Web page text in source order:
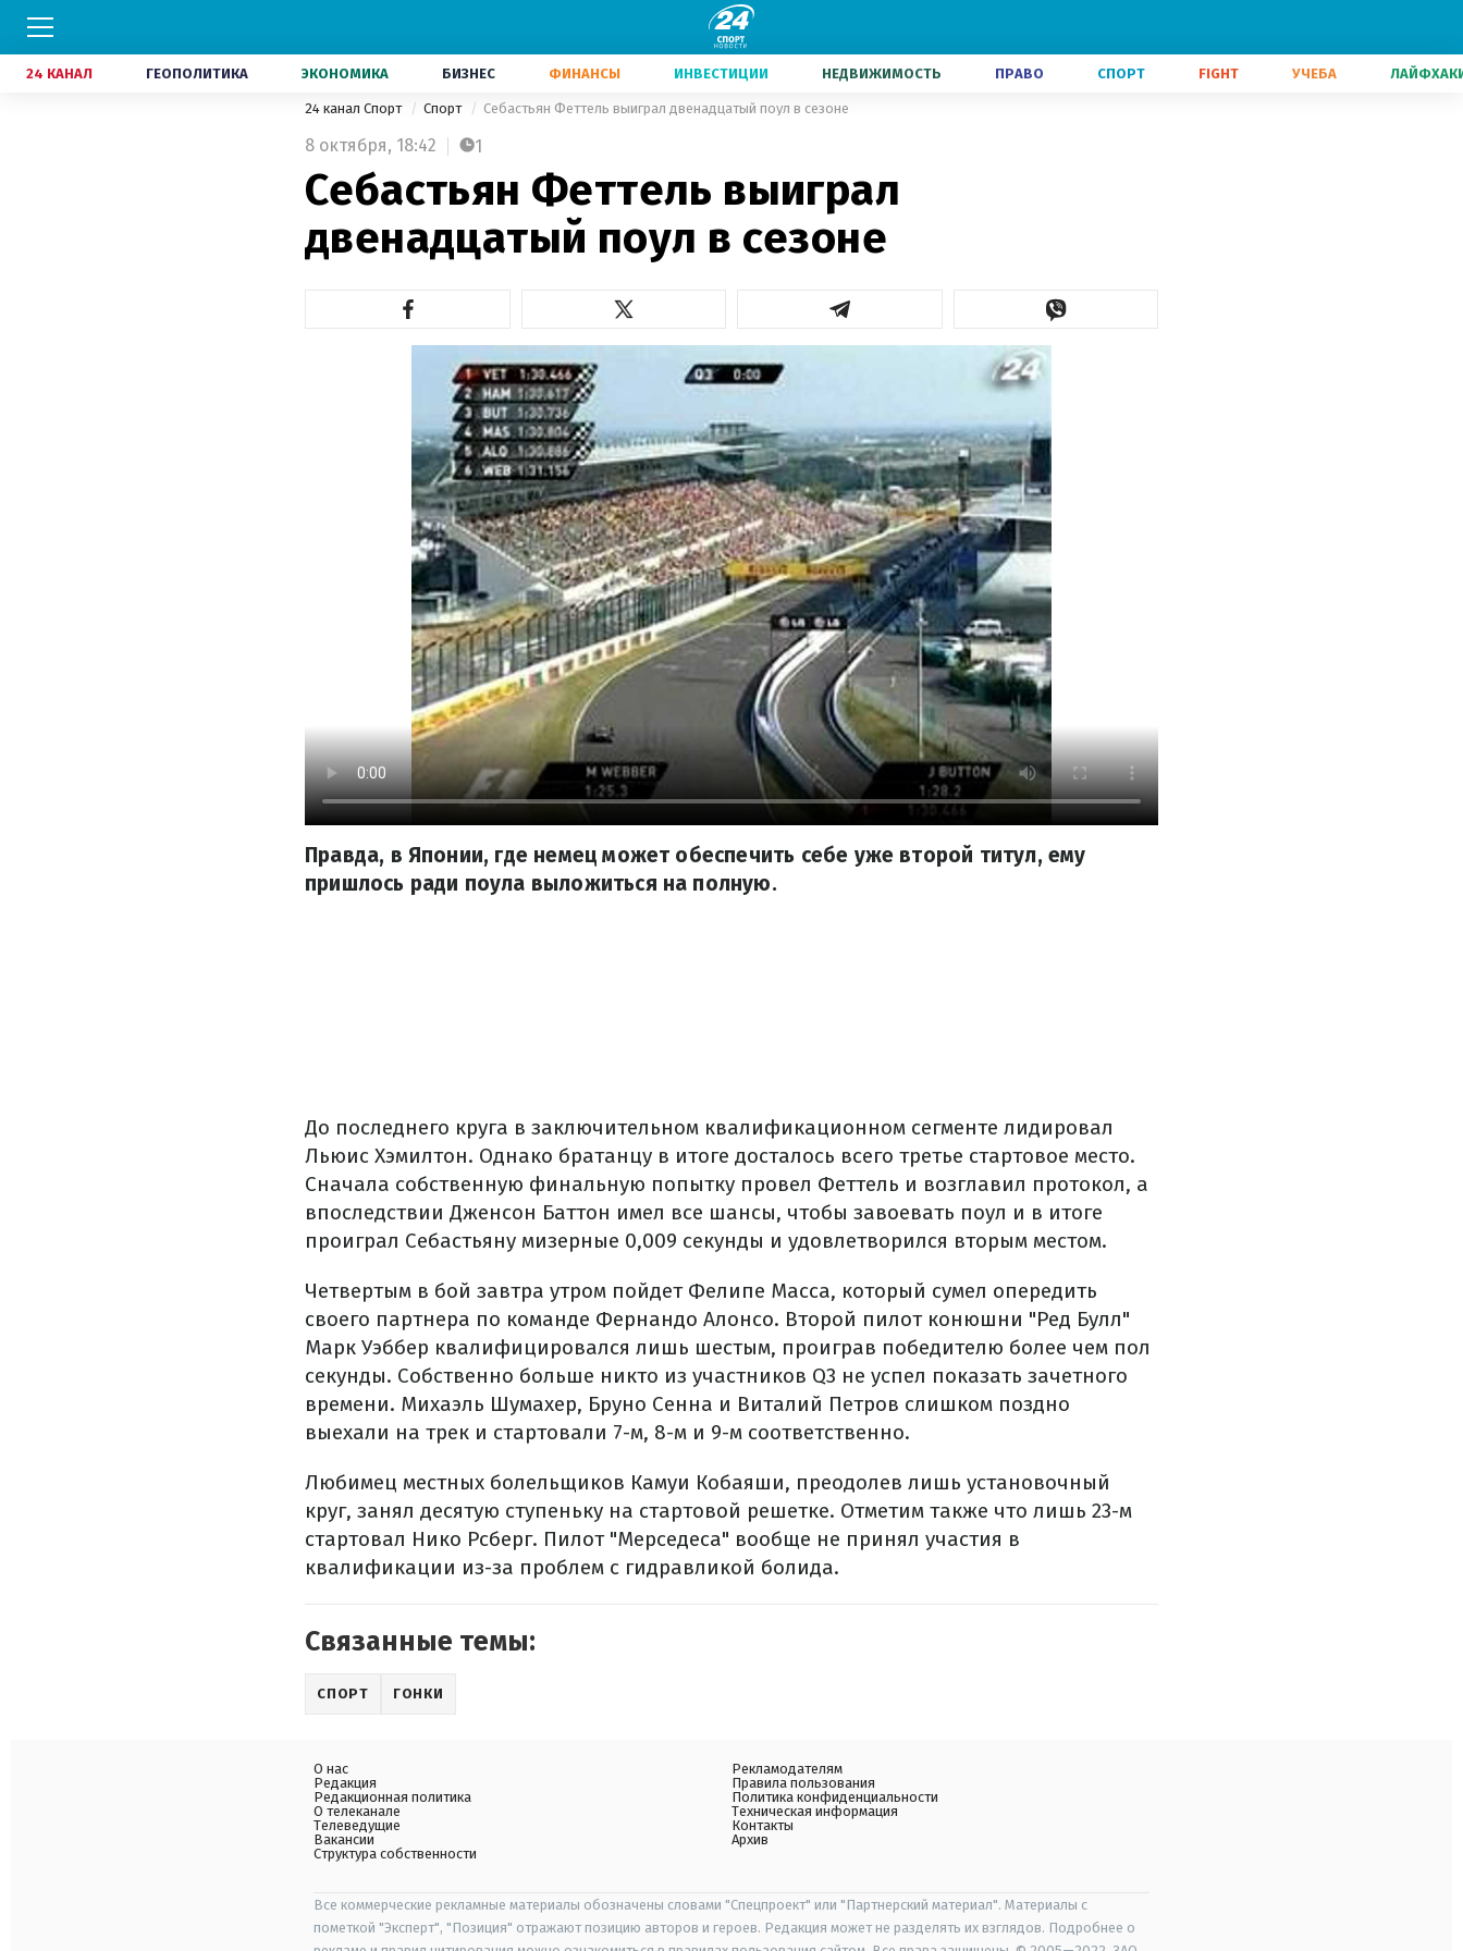
24 КАНАЛ ГЕОПОЛИТИКА ЭКОНОМИКА БИЗНЕС ФИНАНСЫ ИНВЕСТИЦИИ НЕДВИЖИМОСТЬ ПРАВО СПОРТ FIGHT УЧЕБА
24 канал Спорт Спорт Себастьян Феттель выиграл двенадцатый поул в сезоне
8 октября, 18:42 1
Себастьян Феттель выиграл
двенадцатый поул в сезоне
Правда, в Японии, где немец может обеспечить себе уже второй титул, ему
пришлось ради поула выложиться на полную.
До последнего круга в заключительном квалификационном сегменте лидировал
Льюис Хэмилтон. Однако братанцу в итоге досталось всего третье стартовое место.
Сначала собственную финальную попытку провел Феттель и возглавил протокол, а
впоследствии Дженсон Баттон имел все шансы, чтобы завоевать поул и в итоге
проиграл Себастьяну мизерные 0,009 секунды и удовлетворился вторым местом.
Четвертым в бой завтра утром пойдет Фелипе Масса, который сумел опередить
своего партнера по команде Фернандо Алонсо. Второй пилот конюшни "Ред Булл"
Марк Уэббер квалифицировался лишь шестым, проиграв победителю более чем пол
секунды. Собственно больше никто из участников Q3 не успел показать зачетного
времени. Михаэль Шумахер, Бруно Сенна и Виталий Петров слишком поздно
выехали на трек и стартовали 7-м, 8-м и 9-м соответственно.
Любимец местных болельщиков Камуи Кобаяши, преодолев лишь установочный
круг, занял десятую ступеньку на стартовой решетке. Отметим также что лишь 23-м
стартовал Нико Рсберг. Пилот "Мерседеса" вообще не принял участия в
квалификации из-за проблем с гидравликой болида.
Связанные темы:
СПОРТ ГОНКИ
О нас
Редакция
Редакционная политика
О телеканале
Телеведущие
Вакансии
Структура собственности
Рекламодателям
Правила пользования
Политика конфиденциальности
Техническая информация
Контакты
Архив
Все коммерческие рекламные материалы обозначены словами "Спецпроект" или "Партнерский материал". Материалы с
пометкой "Эксперт", "Позиция" отражают позицию авторов и героев. Редакция может не разделять их взглядов. Подробнее о